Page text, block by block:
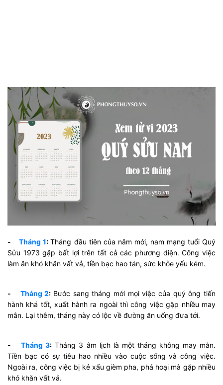
-Tháng 1:Tháng đầu tiên của năm mới, nam mạng tuổi Quý
Sửu 1973 gặp bất lợi trên tất cả các phương diện. Công việc
làm ăn khó khăn vất vả, tiền bạc hao tán, sức khỏe yếu kém.
- Tháng 2: Bước sang tháng mới mọi việc của quý ông tiến
hành khá tốt, xuất hành ra ngoài thì công việc gặp nhiều may
mắn. Lại thêm, tháng này có lộc về đường ăn uống đưa tới.
-Tháng 3: Tháng 3 âm lịch là một tháng không may mắn.
Tiền bạc có sự tiêu hao nhiều vào cuộc sống và công việc.
Ngoài ra, công việc bị kẻ xấu gièm pha, phá hoại mà gặp nhiều
khó khăn vất vả.